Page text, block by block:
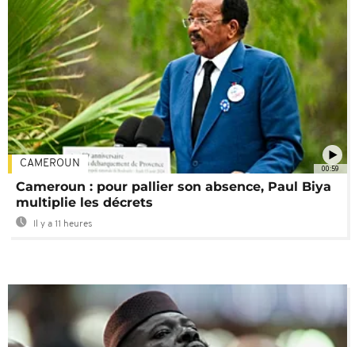
00:59
CAMEROUN
Cameroun : pour pallier son absence, Paul Biya
multiplie les décrets
Il y a 11 heures